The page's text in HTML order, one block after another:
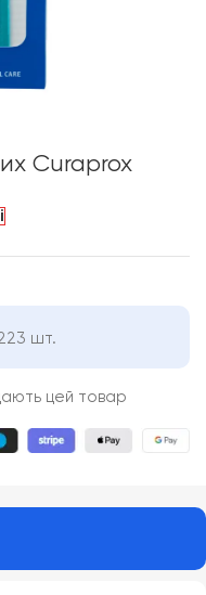
Curaprox
шт.
цей товар